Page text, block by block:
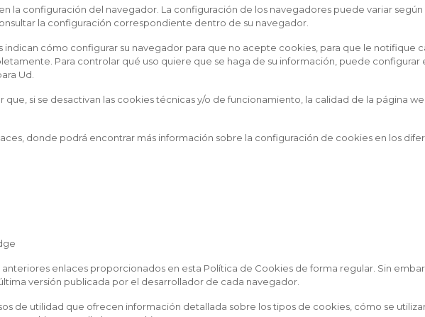
la configuración del navegador. La configuración de los navegadores puede variar
la configuración correspondiente dentro de su navegador.
indican cómo configurar su navegador para que no acepte cookies, para que le notifique
Para controlar qué uso quiere que se haga de su información, puede configurar
Ud.
que, si se desactivan las cookies técnicas y/o de funcionamiento, la calidad de la página
donde podrá encontrar más información sobre la configuración de cookies en los
anteriores enlaces proporcionados en esta Política de Cookies de forma regular. Sin
versión publicada por el desarrollador de cada navegador.
de utilidad que ofrecen información detallada sobre los tipos de cookies, cómo se